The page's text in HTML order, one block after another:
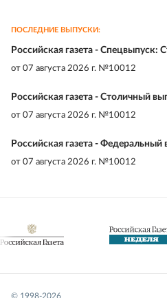
ПОСЛЕДНИЕ ВЫПУСКИ:
Российская газета - Спецвыпуск:
от 07 августа 2026 г. №10012
Российская газета - Столичный
от 07 августа 2026 г. №10012
Российская газета - Федеральный
от 07 августа 2026 г. №10012
© 1998-2026